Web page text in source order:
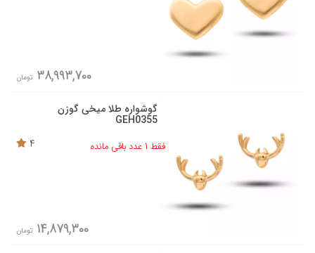
38,993,700 تومان
گوشواره طلا میخی گوزن
GEH0355
فقط 1 عدد باقی مانده
4
14,879,300 تومان